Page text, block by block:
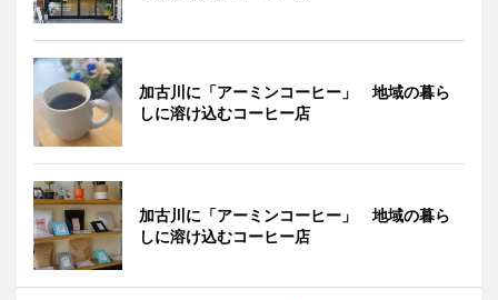
加古川に「アーミンコーヒー」 地域の暮ら
しに溶け込むコーヒー店
加古川に「アーミンコーヒー」 地域の暮ら
しに溶け込むコーヒー店